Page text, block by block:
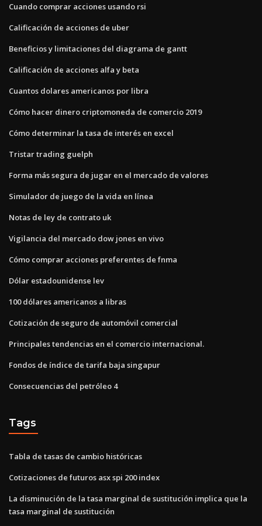
Cuando comprar acciones usando rsi
Calificación de acciones de uber
Beneficios y limitaciones del diagrama de gantt
Calificación de acciones alfa y beta
Cuantos dolares americanos por libra
Cómo hacer dinero criptomoneda de comercio 2019
Cómo determinar la tasa de interés en excel
Tristar trading guelph
Forma más segura de jugar en el mercado de valores
Simulador de juego de la vida en línea
Notas de ley de contrato uk
Vigilancia del mercado dow jones en vivo
Cómo comprar acciones preferentes de fnma
Dólar estadounidense lev
100 dólares americanos a libras
Cotización de seguro de automóvil comercial
Principales tendencias en el comercio internacional.
Fondos de índice de tarifa baja singapur
Consecuencias del petróleo 4
Tags
Tabla de tasas de cambio históricas
Cotizaciones de futuros asx spi 200 index
La disminución de la tasa marginal de sustitución implica que la
tasa marginal de sustitución